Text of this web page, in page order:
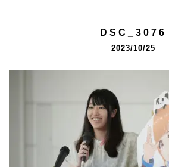
【2026年10月】ARエキスパートコース
《リスキリング補助金コース》
リスキリング補助金対象コース説明
U-15メタバースプログラミング講座
DSC_3076
2023/10/25